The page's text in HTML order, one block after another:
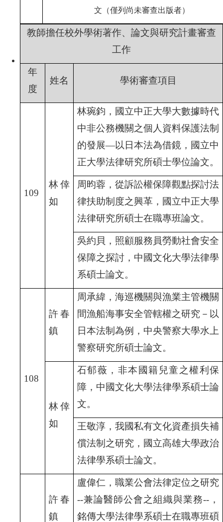
文（僅列尚未審查出版者）
教師擔任校外學術著作、論文與研究計畫審查
工作
年
度
姓名 學術審查項目
109
林倖
如
林琬鈞，國立中正大學大數據時代
中非公務機關之個人資料保護法制
的發展—以日本法為借鏡，國立中
正大學法律研究所碩士學位論文。
周昀蓉，從訴訟權保障觀點探討法
律扶助制度之興革，國立中正大學
法律研究所碩士在職專班論文。
吳約貝，照顧服務員勞動社會安全
保障之探討，中國文化大學法律學
系碩士論文。
108
許春
鎮
周承緯，海巡機關與漁業主管機關
間漁船海事安全管轄權之研究－以
日本法制為例，中央警察大學水上
警察研究所碩士論文。
林倖
如
石郁薇，非本國籍兒童之權利保
障，中國文化大學法律學系碩士論
文。
王敬淳，我國私有文化資產損失補
償法制之研究，國立高雄大學政治
法律學系碩士論文。
許春
鎮
盧偉仁，職業公會法律定位之研究
--兼論醫師公會之組織與業務-- ，
銘傳大學法律學系碩士在職專班碩